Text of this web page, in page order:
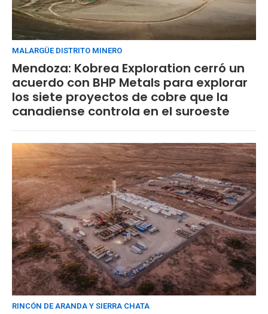
MALARGÜE DISTRITO MINERO
Mendoza: Kobrea Exploration cerró un
acuerdo con BHP Metals para explorar
los siete proyectos de cobre que la
canadiense controla en el suroeste
RINCÓN DE ARANDA Y SIERRA CHATA